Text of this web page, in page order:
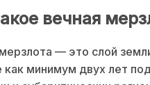
вечная
— это слой
как минимум двух лет